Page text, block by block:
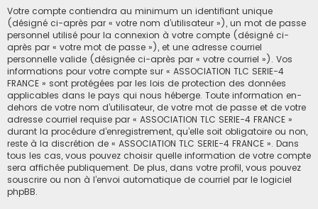
Votre compte contiendra au minimum un identifiant unique
(désigné ci-après par « votre nom d’utilisateur »), un mot de passe
personnel utilisé pour la connexion à votre compte (désigné ci-
après par « votre mot de passe »), et une adresse courriel
personnelle valide (désignée ci-après par « votre courriel »). Vos
informations pour votre compte sur « ASSOCIATION TLC SERIE-4
FRANCE » sont protégées par les lois de protection des données
applicables dans le pays qui nous héberge. Toute information en-
dehors de votre nom d’utilisateur, de votre mot de passe et de votre
adresse courriel requise par « ASSOCIATION TLC SERIE-4 FRANCE »
durant la procédure d’enregistrement, qu’elle soit obligatoire ou non,
reste à la discrétion de « ASSOCIATION TLC SERIE-4 FRANCE ». Dans
tous les cas, vous pouvez choisir quelle information de votre compte
sera affichée publiquement. De plus, dans votre profil, vous pouvez
souscrire ou non à l’envoi automatique de courriel par le logiciel
phpBB.